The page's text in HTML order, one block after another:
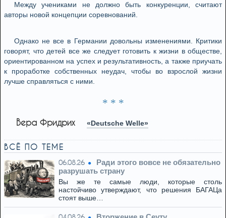
Между учениками не должно быть конкуренции, считают
авторы новой концепции соревнований.
Однако не все в Германии довольны изменениями. Критики
говорят, что детей все же следует готовить к жизни в обществе,
ориентированном на успех и результативность, а также приучать
к проработке собственных неудач, чтобы во взрослой жизни
лучше справляться с ними.
* * *
Вера Фридрих «Deutsche Welle»
ВСЁ ПО ТЕМЕ
06.08.26
Ради этого вовсе не обязательно
разрушать страну
Вы же те самые люди, которые столь
настойчиво утверждают, что решения БАГАЦа
стоят выше…